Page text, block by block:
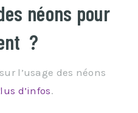
néons pour
?
l’usage des néons
d’infos.